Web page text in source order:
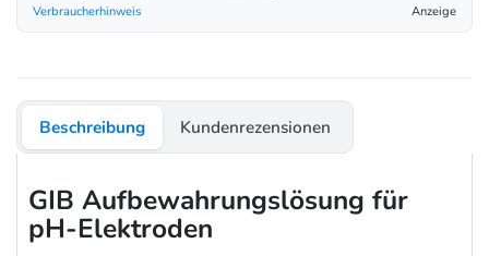
Verbraucherhinweis
Anzeige
Beschreibung Kundenrezensionen
GIB Aufbewahrungslösung für
pH-Elektroden